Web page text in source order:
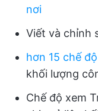
nơi
Viết và chỉnh
hơn 15 chế
khối lượng
Chế độ xem